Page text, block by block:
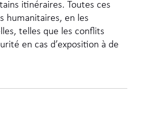
itinéraires. Toutes ces
humanitaires, en les
telles que les conflits
en cas d’exposition à de